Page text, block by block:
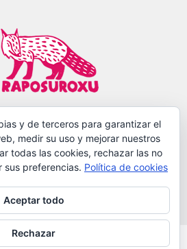
y de terceros para garantizar el
medir su uso y mejorar nuestros
todas las cookies, rechazar las no
sus preferencias. Política de cookies
Aceptar todo
Rechazar